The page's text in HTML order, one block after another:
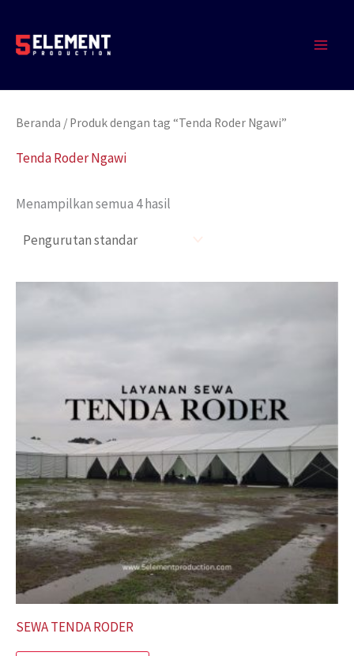
konten
Beranda / Produk dengan tag “Tenda Roder Ngawi”
Tenda Roder Ngawi
Menampilkan semua 4 hasil
SEWA TENDA RODER